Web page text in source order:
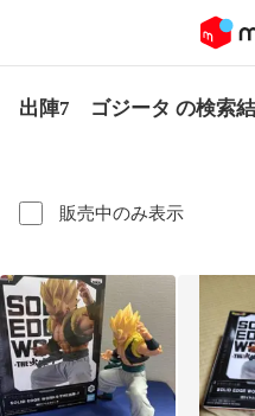
出陣7 ゴジータ の検索
販売中のみ表示